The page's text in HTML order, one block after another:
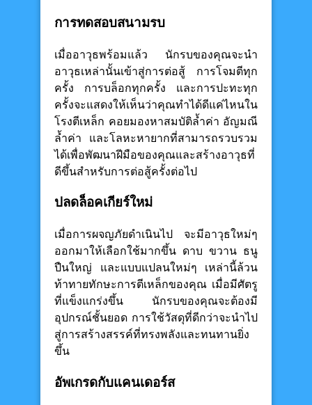
การทดสอบสนามรบ
เมื่ออาวุธพร้อมแล้ว นักรบของคุณจะนำ
อาวุธเหล่านั้นเข้าสู่การต่อสู้ การโจมตีทุก
ครั้ง การบล็อกทุกครั้ง และการปะทะทุก
ครั้งจะแสดงให้เห็นว่าคุณทำได้ดีแค่ไหนใน
โรงตีเหล็ก คอยมองหาสมบัติล้ำค่า อัญมณี
ล้ำค่า และโลหะหายากที่สามารถรวบรวม
ได้เพื่อพัฒนาฝีมือของคุณและสร้างอาวุธที่
ดีขึ้นสำหรับการต่อสู้ครั้งต่อไป
ปลดล็อคเกียร์ใหม่
เมื่อการผจญภัยดำเนินไป จะมีอาวุธใหม่ๆ
ออกมาให้เลือกใช้มากขึ้น ดาบ ขวาน ธนู
ปืนใหญ่ และแบบแปลนใหม่ๆ เหล่านี้ล้วน
ท้าทายทักษะการตีเหล็กของคุณ เมื่อมีศัตรู
ที่แข็งแกร่งขึ้น นักรบของคุณจะต้องมี
อุปกรณ์ชั้นยอด การใช้วัสดุที่ดีกว่าจะนำไป
สู่การสร้างสรรค์ที่ทรงพลังและทนทานยิ่ง
ขึ้น
อัพเกรดกับแคนเดอร์ส